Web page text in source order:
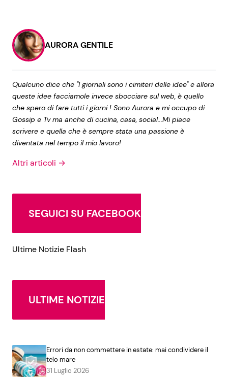
AURORA GENTILE
Qualcuno dice che "I giornali sono i cimiteri delle idee" e allora
queste idee facciamole invece sbocciare sul web, è quello
che spero di fare tutti i giorni ! Sono Aurora e mi occupo di
Gossip e Tv ma anche di cucina, casa, social...Mi piace
scrivere e quella che è sempre stata una passione è
diventata nel tempo il mio lavoro!
Altri articoli →
SEGUICI SU FACEBOOK
Ultime Notizie Flash
ULTIME NOTIZIE
Errori da non commettere in estate: mai condividere il
telo mare
31 Luglio 2026